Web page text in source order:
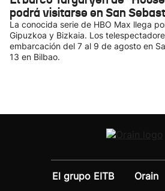
podrá visitarse en San
La conocida serie de HBO Max llega
Gipuzkoa y Bizkaia. Los
embarcación del 7 al 9 de agosto en
13 en Bilbao.
El grupo EITB
Orain